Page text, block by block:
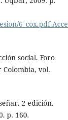
social. Foro
Colombia, vol.
2 edición.
p. 160.